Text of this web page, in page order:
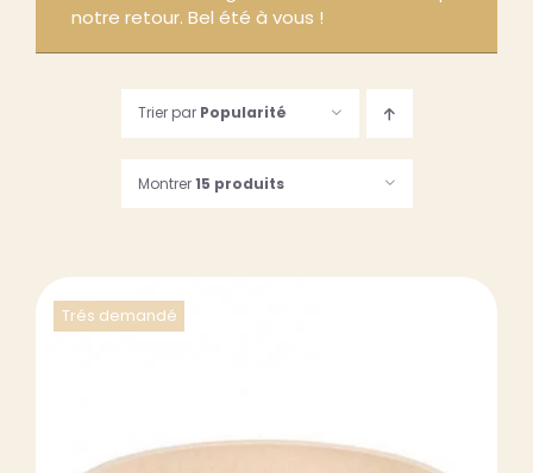
notre retour. Bel été à vous !
Trier par Popularité
Montrer15 produits
Trés demandé
CONTACTEZ-NOUS
123, Rue des Dames
75017 PARIS
Du lundi au samedi
de 9h30 à 19h30
Suivez-nous…